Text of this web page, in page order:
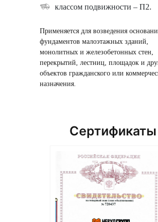
классом подвижности – П2.
Применяется для возведения
фундаментов малоэтажных зданий,
монолитных и железобетонных стен,
перекрытий, лестниц, площадок и
объектов гражданского или
назначения.
Сертификаты